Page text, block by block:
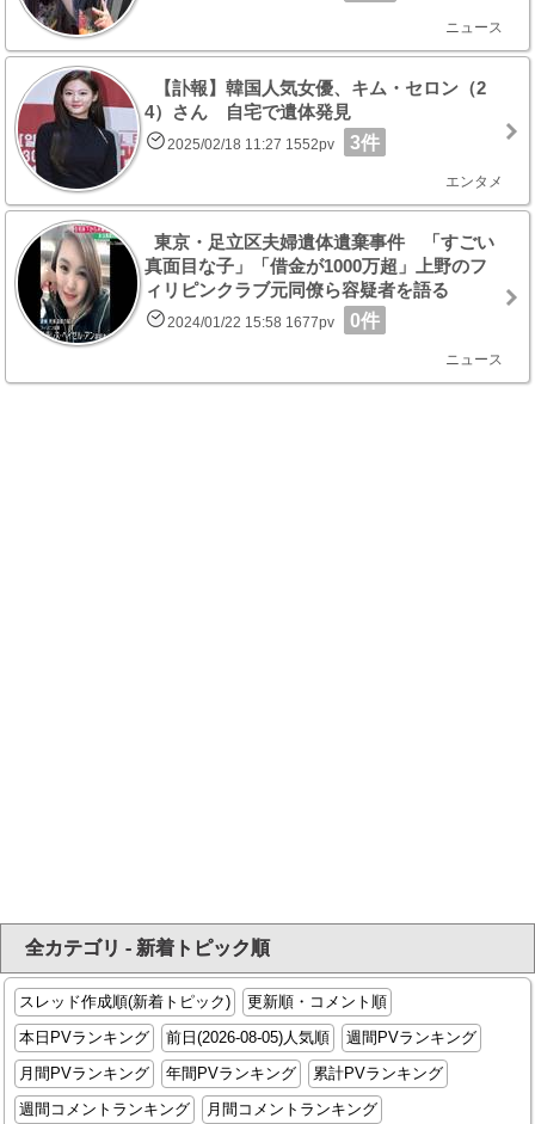
ニュース
【訃報】韓国人気女優、キム・セロン（2
4）さん 自宅で遺体発見
2025/02/18 11:27 1552pv 3件
エンタメ
東京・足立区夫婦遺体遺棄事件 「すごい
真面目な子」「借金が1000万超」上野のフ
ィリピンクラブ元同僚ら容疑者を語る
2024/01/22 15:58 1677pv 0件
ニュース
全カテゴリ - 新着トピック順
スレッド作成順(新着トピック)
更新順・コメント順
本日PVランキング
前日(2026-08-05)人気順
週間PVランキング
月間PVランキング
年間PVランキング
累計PVランキング
週間コメントランキング
月間コメントランキング